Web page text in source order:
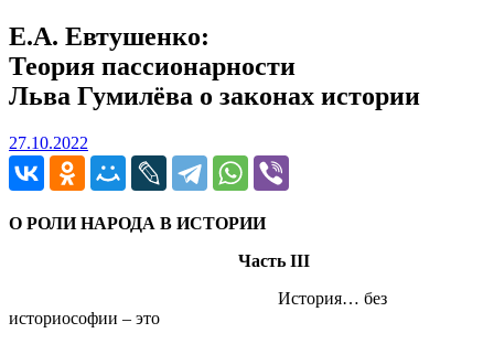
Е.А. Евтушенко:
Теория пассионарности
Льва Гумилёва о законах истории
27.10.2022
О РОЛИ НАРОДА В ИСТОРИИ
Часть III
История… без
историософии – это